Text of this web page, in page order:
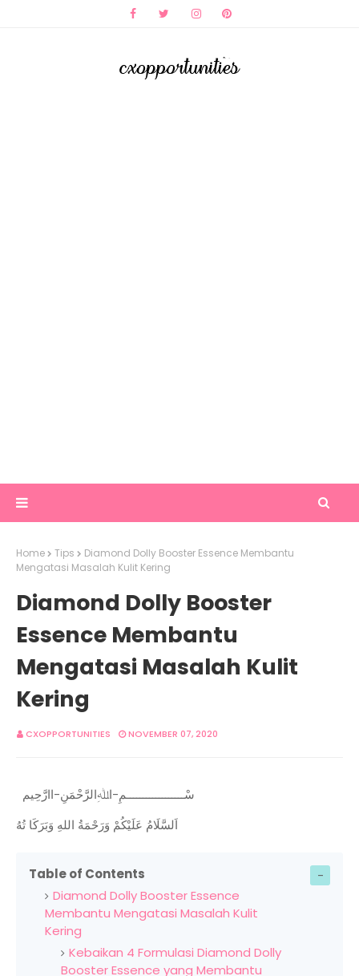
Home Tips
Diamond Dolly Booster Essence Membantu
Mengatasi Masalah Kulit Kering
Diamond Dolly Booster
Essence Membantu
Mengatasi Masalah Kulit
Kering
CXOPPORTUNITIES NOVEMBER 07, 2020
Table of Contents
Diamond Dolly Booster Essence
Membantu Mengatasi Masalah Kulit
Kering
Kebaikan 4 Formulasi Diamond Dolly
Booster Essence yang Membantu